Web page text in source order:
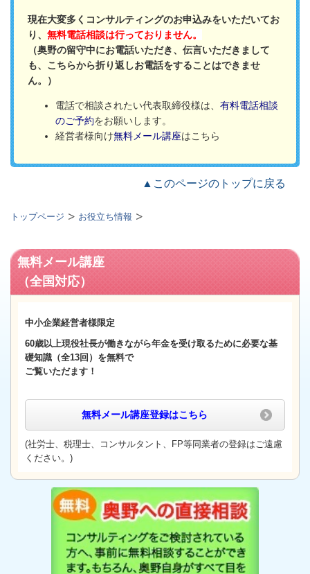
現在大変多くコンサルティングのお申込みをいただいてお
り、 無料電話相談は行っておりません。
（奥野の留守中にお電話いただき、伝言いただきまして
も、こちらから折り返しお電話をすることはできませ
ん。）
電話で相談されたい代表取締役様は、 有料電話相談
のご予約をお願いします。
経営者様向け無料メール講座はこちら
▲このページのトップに戻る
トップページ お役立ち情報
無料メール講座
（全国対応）
中小企業経営者様限定
60歳以上現役社長が働きながら年金を受け取るために必要な基
礎知識（全13回） を無料で
ご覧いただます！
無料メール講座登録はこちら
(社労士、税理士、コンサルタント、FP等同業者の登録はご遠慮
ください。)